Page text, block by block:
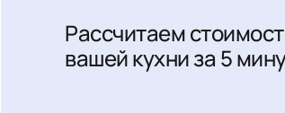
Рассчитаем
вашей кухни за 5